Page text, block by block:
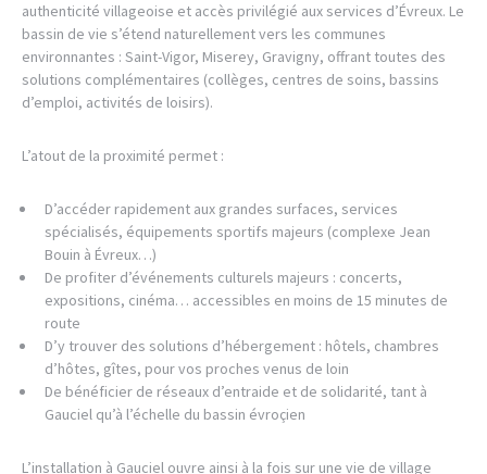
authenticité villageoise et accès privilégié aux services d’Évreux. Le
bassin de vie s’étend naturellement vers les communes
environnantes : Saint-Vigor, Miserey, Gravigny, offrant toutes des
solutions complémentaires (collèges, centres de soins, bassins
d’emploi, activités de loisirs).
L’atout de la proximité permet :
D’accéder rapidement aux grandes surfaces, services
spécialisés, équipements sportifs majeurs (complexe Jean
Bouin à Évreux…)
De profiter d’événements culturels majeurs : concerts,
expositions, cinéma… accessibles en moins de 15 minutes de
route
D’y trouver des solutions d’hébergement : hôtels, chambres
d’hôtes, gîtes, pour vos proches venus de loin
De bénéficier de réseaux d’entraide et de solidarité, tant à
Gauciel qu’à l’échelle du bassin évroçien
L’installation à Gauciel ouvre ainsi à la fois sur une vie de village